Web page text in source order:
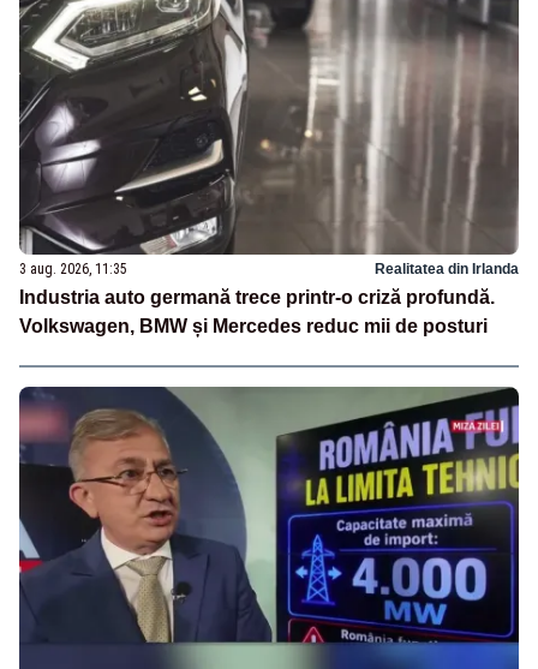
3 aug. 2026, 11:35 Realitatea din Irlanda
Industria auto germană trece printr-o criză profundă.
Volkswagen, BMW și Mercedes reduc mii de posturi